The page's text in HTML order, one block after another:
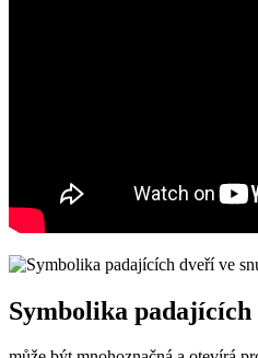
Symbolika padajících